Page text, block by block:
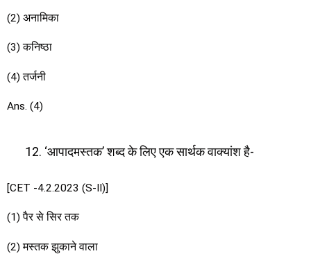
(2) अनामिका
(3) कनिष्ठा
(4) तर्जनी
Ans. (4)
‘आपादमस्तक’ शब्द के लिए एक सार्थक वाक्यांश है-
[CET -4.2.2023 (S-II)]
(1) पैर से सिर तक
(2) मस्तक झुकाने वाला